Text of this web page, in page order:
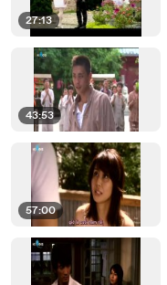
27:13
43:53
57:00